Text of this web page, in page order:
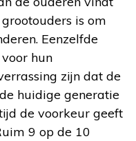
is om
Eenzelfde
hun
zijn dat de
huidige generatie
de voorkeur geeft
9 op de 10